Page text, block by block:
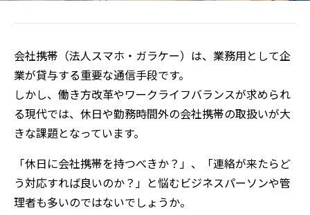
会社携帯（法人スマホ・ガラケー）は、業務用として企
業が貸与する重要な通信手段です。
しかし、働き方改革やワークライフバランスが求められ
る現代では、休日や勤務時間外の会社携帯の取扱いが大
きな課題となっています。
「休日に会社携帯を持つべきか？」、「連絡が来たらど
う対応すれば良いのか？」と悩むビジネスパーソンや管
理者も多いのではないでしょうか。